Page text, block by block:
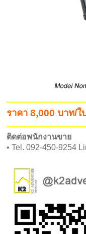
ราคา 8,000 บาท/ใ
ติดต่อพนักงานขาย
• Tel. 092-450-9254